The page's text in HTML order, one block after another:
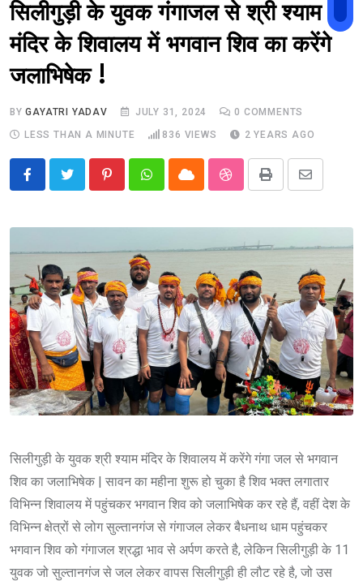
सिलीगुड़ी के युवक गंगाजल से श्री श्याम
मंदिर के शिवालय में भगवान शिव का करेंगे
जलाभिषेक !
BYGAYATRI YADAV JULY 31, 2024 0 COMMENTS
LESS THAN A MINUTE
836 VIEWS 2 YEARS AGO
PinterestWhatsappCloud StumbleUpon
Print
Share
Email
सिलीगुड़ी के युवक श्री श्याम मंदिर के शिवालय में करेंगे गंगा जल से भगवान
शिव का जलाभिषेक | सावन का महीना शुरू हो चुका है शिव भक्त लगातार
विभिन्न शिवालय में पहुंचकर भगवान शिव को जलाभिषेक कर रहे हैं, वहीं देश के
विभिन्न क्षेत्रों से लोग सुल्तानगंज से गंगाजल लेकर बैधनाथ धाम पहुंचकर
भगवान शिव को गंगाजल श्रद्धा भाव से अर्पण करते है, लेकिन सिलीगुड़ी के 11
युवक जो सुल्तानगंज से जल लेकर वापस सिलीगुड़ी ही लौट रहे है, जो उस